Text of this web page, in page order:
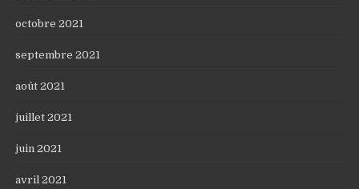
octobre 2021
septembre 2021
août 2021
juillet 2021
juin 2021
avril 2021